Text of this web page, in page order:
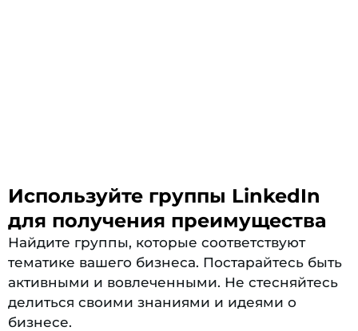
Используйте группы LinkedIn
для получения преимущества
Найдите группы, которые соответствуют
тематике вашего бизнеса. Постарайтесь быть
активными и вовлеченными. Не стесняйтесь
делиться своими знаниями и идеями о
бизнесе.